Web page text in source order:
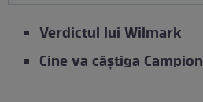
Verdictul lui Wilmark
Cine va câștiga